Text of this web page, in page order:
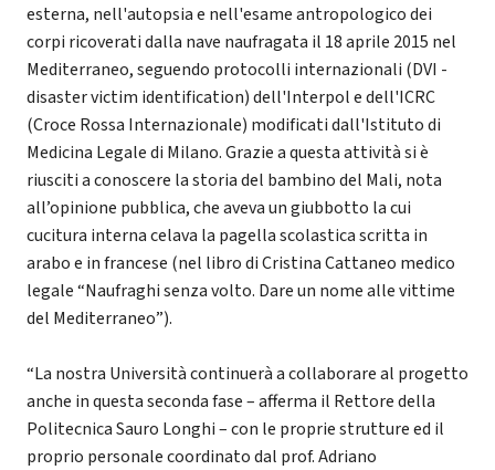
esterna, nell'autopsia e nell'esame antropologico dei
corpi ricoverati dalla nave naufragata il 18 aprile 2015 nel
Mediterraneo, seguendo protocolli internazionali (DVI -
disaster victim identification) dell'Interpol e dell'ICRC
(Croce Rossa Internazionale) modificati dall'Istituto di
Medicina Legale di Milano. Grazie a questa attività si è
riusciti a conoscere la storia del bambino del Mali, nota
all’opinione pubblica, che aveva un giubbotto la cui
cucitura interna celava la pagella scolastica scritta in
arabo e in francese (nel libro di Cristina Cattaneo medico
legale “Naufraghi senza volto. Dare un nome alle vittime
del Mediterraneo”).
“La nostra Università continuerà a collaborare al progetto
anche in questa seconda fase – afferma il Rettore della
Politecnica Sauro Longhi – con le proprie strutture ed il
proprio personale coordinato dal prof. Adriano